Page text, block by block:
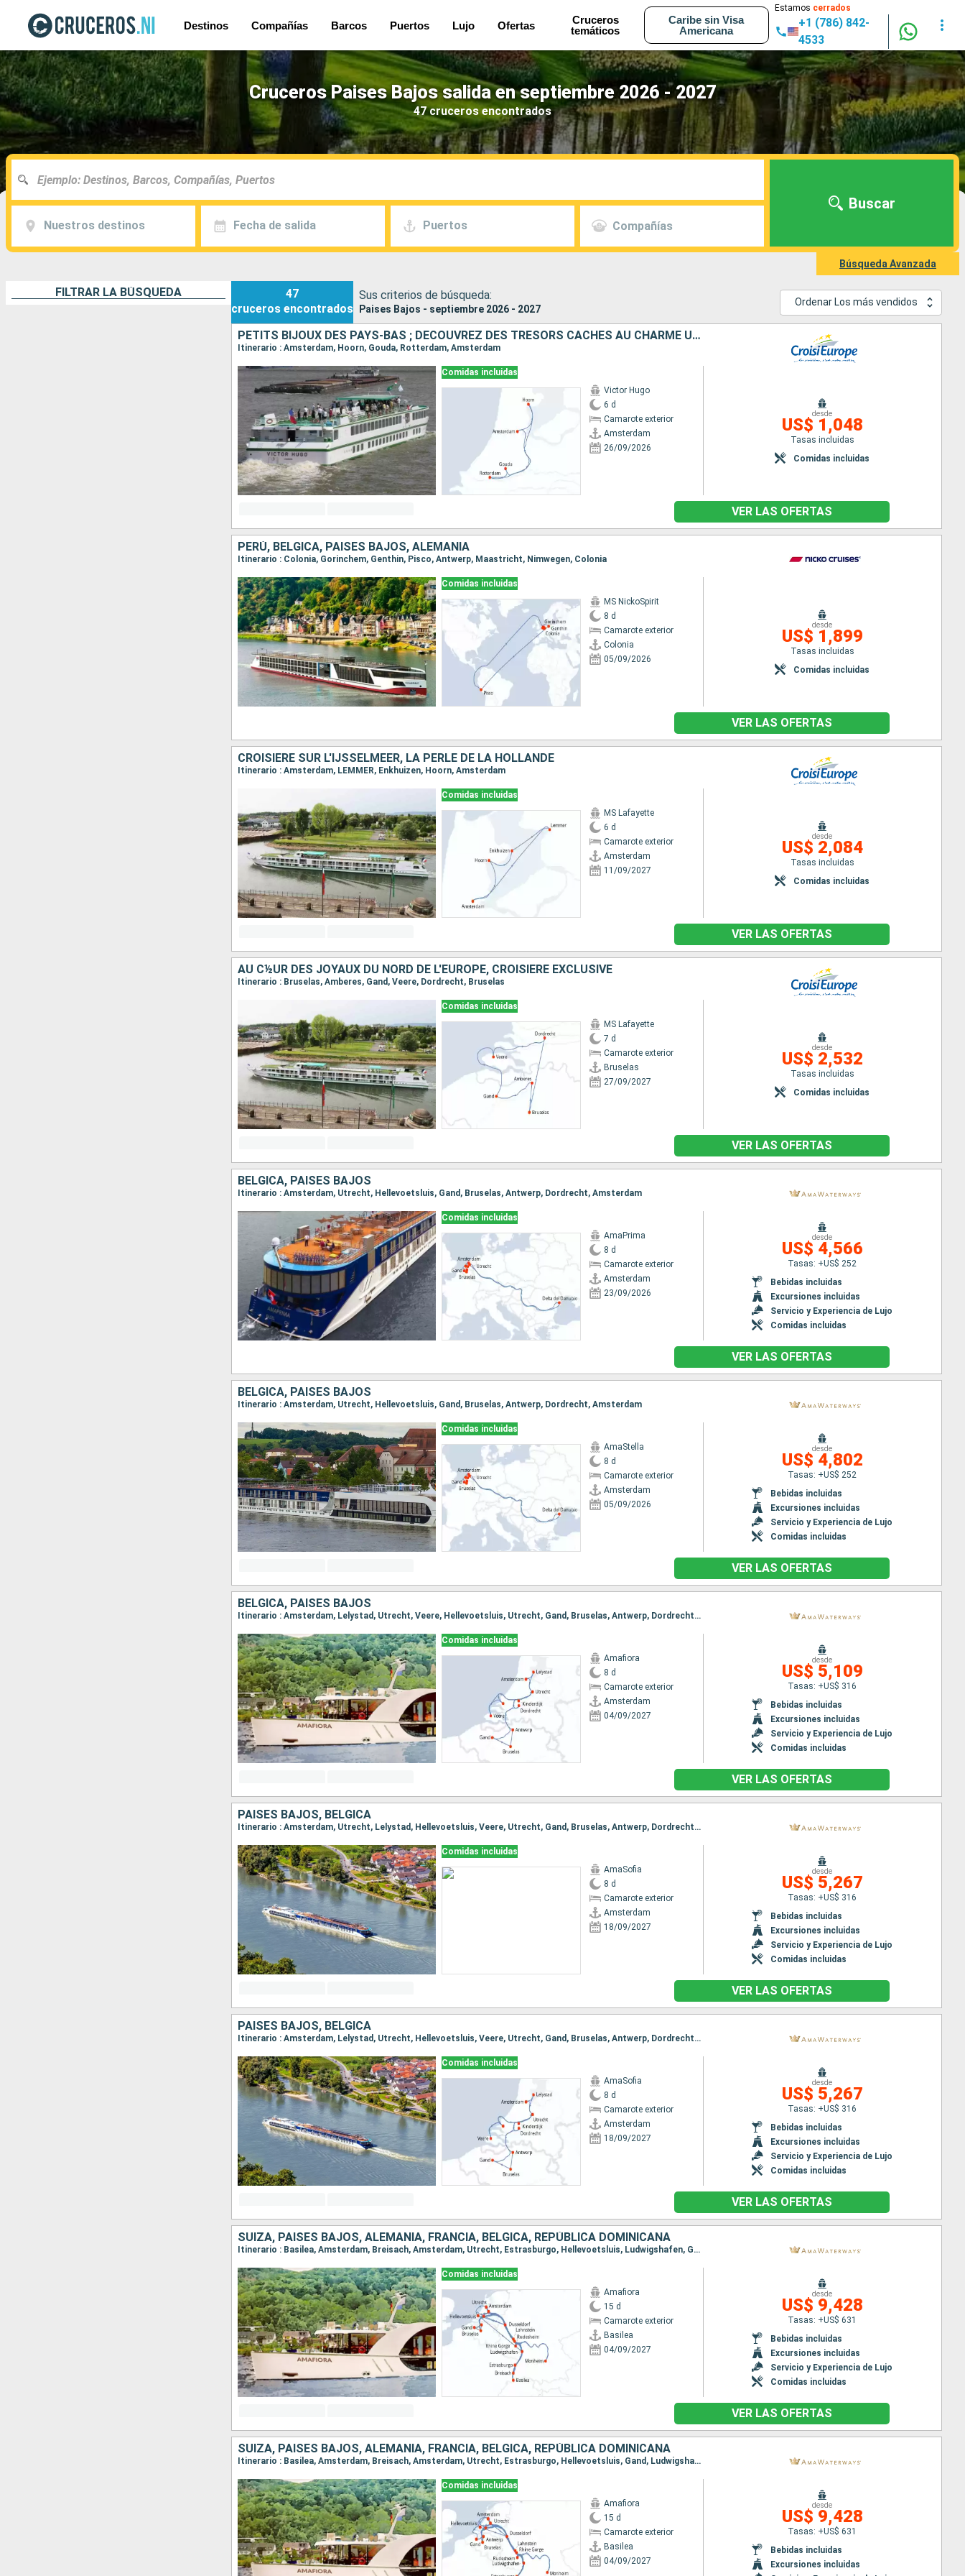
Destinos Compañías Barcos Puertos Lujo Ofertas
Cruceros
temáticos
Caribe sin Visa
Americana
Estamos cerrados
+1 (786) 842-
4533
Cruceros Paises Bajos salida en septiembre 2026 - 2027
47 cruceros encontrados
Nuestros destinos Fecha de salida Puertos Compañías
Buscar
Búsqueda Avanzada
FILTRAR LA BÚSQUEDA
47
cruceros encontrados
Sus criterios de búsqueda:
Paises Bajos - septiembre 2026 - 2027
Ordenar Los más vendidos
PETITS BIJOUX DES PAYS-BAS ; DÉCOUVREZ DES TRÉSORS CACHÉS AU CHARME UNIQUE
Itinerario : Amsterdam, Hoorn, Gouda, Rotterdam, Amsterdam
Comidas incluidas
Victor Hugo
6 d
Camarote exterior
Amsterdam
26/09/2026
desde
US$ 1,048
Tasas incluidas
Comidas incluidas
VER LAS OFERTAS
PERÚ, BÉLGICA, PAISES BAJOS, ALEMANIA
Itinerario : Colonia, Gorinchem, Genthin, Pisco, Antwerp, Maastricht, Nimwegen, Colonia
Comidas incluidas
MS NickoSpirit
8 d
Camarote exterior
Colonia
05/09/2026
desde
US$ 1,899
Tasas incluidas
Comidas incluidas
VER LAS OFERTAS
CROISIÈRE SUR L'IJSSELMEER, LA PERLE DE LA HOLLANDE
Itinerario : Amsterdam, LEMMER, Enkhuizen, Hoorn, Amsterdam
Comidas incluidas
MS Lafayette
6 d
Camarote exterior
Amsterdam
11/09/2027
desde
US$ 2,084
Tasas incluidas
Comidas incluidas
VER LAS OFERTAS
AU C½UR DES JOYAUX DU NORD DE L'EUROPE, CROISIÈRE EXCLUSIVE
Itinerario : Bruselas, Amberes, Gand, Veere, Dordrecht, Bruselas
Comidas incluidas
MS Lafayette
7 d
Camarote exterior
Bruselas
27/09/2027
desde
US$ 2,532
Tasas incluidas
Comidas incluidas
VER LAS OFERTAS
BÉLGICA, PAISES BAJOS
Itinerario : Amsterdam, Utrecht, Hellevoetsluis, Gand, Bruselas, Antwerp, Dordrecht, Amsterdam
Comidas incluidas
AmaPrima
8 d
Camarote exterior
Amsterdam
23/09/2026
desde
US$ 4,566
Tasas: +US$ 252
Bebidas incluidas
Excursiones incluidas
Servicio y Experiencia de Lujo
Comidas incluidas
VER LAS OFERTAS
BÉLGICA, PAISES BAJOS
Itinerario : Amsterdam, Utrecht, Hellevoetsluis, Gand, Bruselas, Antwerp, Dordrecht, Amsterdam
Comidas incluidas
AmaStella
8 d
Camarote exterior
Amsterdam
05/09/2026
desde
US$ 4,802
Tasas: +US$ 252
Bebidas incluidas
Excursiones incluidas
Servicio y Experiencia de Lujo
Comidas incluidas
VER LAS OFERTAS
BÉLGICA, PAISES BAJOS
Itinerario : Amsterdam, Lelystad, Utrecht, Veere, Hellevoetsluis, Utrecht, Gand, Bruselas, Antwerp, Dordrecht, Kinderdijk, Amsterdam
Comidas incluidas
Amafiora
8 d
Camarote exterior
Amsterdam
04/09/2027
desde
US$ 5,109
Tasas: +US$ 316
Bebidas incluidas
Excursiones incluidas
Servicio y Experiencia de Lujo
Comidas incluidas
VER LAS OFERTAS
PAISES BAJOS, BÉLGICA
Itinerario : Amsterdam, Utrecht, Lelystad, Hellevoetsluis, Veere, Utrecht, Gand, Bruselas, Antwerp, Dordrecht, Kinderdijk, Dordrecht, Amsterdam
Comidas incluidas
AmaSofia
8 d
Camarote exterior
Amsterdam
18/09/2027
desde
US$ 5,267
Tasas: +US$ 316
Bebidas incluidas
Excursiones incluidas
Servicio y Experiencia de Lujo
Comidas incluidas
VER LAS OFERTAS
PAISES BAJOS, BÉLGICA
Itinerario : Amsterdam, Lelystad, Utrecht, Hellevoetsluis, Veere, Utrecht, Gand, Bruselas, Antwerp, Dordrecht, Kinderdijk, Amsterdam
Comidas incluidas
AmaSofia
8 d
Camarote exterior
Amsterdam
18/09/2027
desde
US$ 5,267
Tasas: +US$ 316
Bebidas incluidas
Excursiones incluidas
Servicio y Experiencia de Lujo
Comidas incluidas
VER LAS OFERTAS
SUIZA, PAISES BAJOS, ALEMANIA, FRANCIA, BÉLGICA, REPÚBLICA DOMINICANA
Itinerario : Basilea, Amsterdam, Breisach, Amsterdam, Utrecht, Estrasburgo, Hellevoetsluis, Ludwigshafen, Gand, Bruselas, Rudesheim, Rhine Gorge, Lahnstein, Antwerp, Monheim, Dusseldorf, Dordrecht, Utrecht, Amsterdam, Utrecht, Hellevoetsluis, Dusseldorf, Gand, Rhine Gorge, Rudesheim, Ludwigshafen, Bruselas, Antwerp, Estrasburgo, Dordrecht, Breisach, Amsterdam, Basilea
Comidas incluidas
Amafiora
15 d
Camarote exterior
Basilea
04/09/2027
desde
US$ 9,428
Tasas: +US$ 631
Bebidas incluidas
Excursiones incluidas
Servicio y Experiencia de Lujo
Comidas incluidas
VER LAS OFERTAS
SUIZA, PAISES BAJOS, ALEMANIA, FRANCIA, BÉLGICA, REPÚBLICA DOMINICANA
Itinerario : Basilea, Amsterdam, Breisach, Amsterdam, Utrecht, Estrasburgo, Hellevoetsluis, Gand, Ludwigshafen, Bruselas, Rudesheim, Rhine Gorge, Lahnstein, Antwerp, Monheim, Dusseldorf, Utrecht, Dordrecht, Amsterdam, Utrecht, Hellevoetsluis, Dusseldorf, Gand, Rhine Gorge, Rudesheim, Ludwigshafen, Bruselas, Antwerp, Estrasburgo, Dordrecht, Breisach, Amsterdam, Basilea
Comidas incluidas
Amafiora
15 d
Camarote exterior
Basilea
04/09/2027
desde
US$ 9,428
Tasas: +US$ 631
Bebidas incluidas
Excursiones incluidas